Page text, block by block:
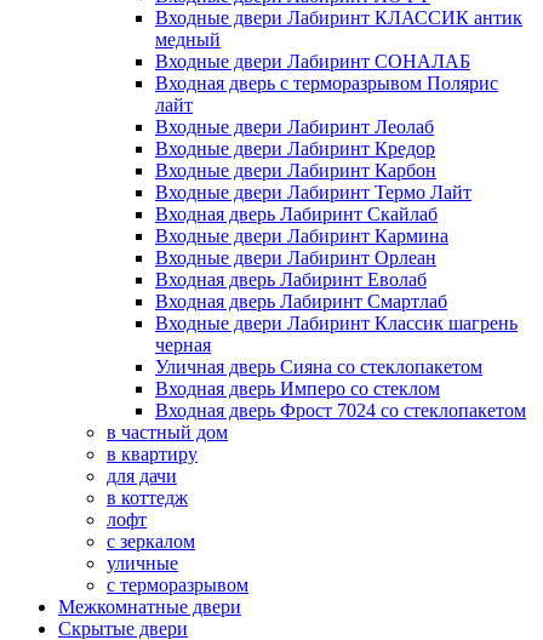
Входные двери Лабиринт КЛАССИК антик
медный
Входные двери Лабиринт СОНАЛАБ
Входная дверь с терморазрывом Полярис
лайт
Входные двери Лабиринт Леолаб
Входные двери Лабиринт Кредор
Входные двери Лабиринт Карбон
Входные двери Лабиринт Термо Лайт
Входная дверь Лабиринт Скайлаб
Входные двери Лабиринт Кармина
Входные двери Лабиринт Орлеан
Входная дверь Лабиринт Еволаб
Входная дверь Лабиринт Смартлаб
Входные двери Лабиринт Классик шагрень
черная
Уличная дверь Сияна со стеклопакетом
Входная дверь Имперо со стеклом
Входная дверь Фрост 7024 со стеклопакетом
в частный дом
в квартиру
для дачи
в коттедж
лофт
с зеркалом
уличные
с терморазрывом
Межкомнатные двери
Скрытые двери